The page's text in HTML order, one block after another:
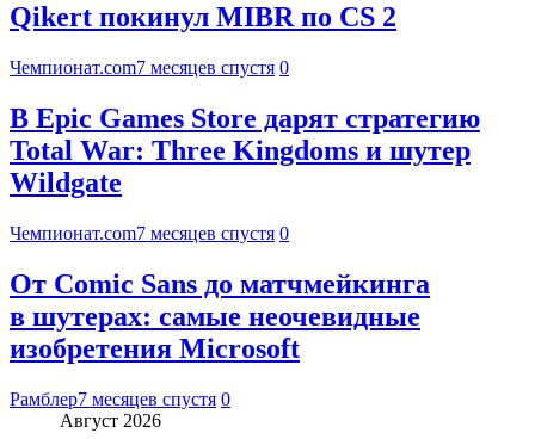
Qikert покинул MIBR по CS 2
Чемпионат.com7 месяцев спустя 0
В Epic Games Store дарят стратегию
Total War: Three Kingdoms и шутер
Wildgate
Чемпионат.com7 месяцев спустя 0
От Comic Sans до матчмейкинга
в шутерах: самые неочевидные
изобретения Microsoft
Рамблер7 месяцев спустя 0
Август 2026